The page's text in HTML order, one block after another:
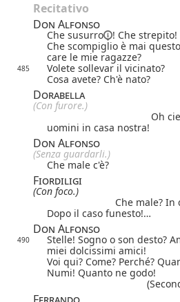
Recitativo
Don Alfonso
Che susurro
! Che strepito!
Che scompiglio è mai
care le mie ragazze?
485
Volete sollevar il vicinato?
Cosa avete? Ch'è nato?
Dorabella
(Con furore.)
Oh
uomini in casa nostra!
Don Alfonso
(Senza guardarli.)
Che male c'è?
Fiordiligi
(Con foco.)
Che male?
Dopo il caso funesto!…
Don Alfonso
490
Stelle! Sogno o son desto?
miei dolcissimi amici!
Voi qui? Come? Perché?
Numi! Quanto ne godo!